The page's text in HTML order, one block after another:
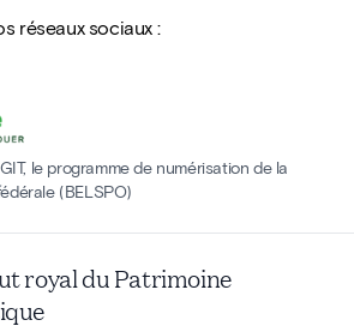
réseaux sociaux :
le programme de numérisation de la
(BELSPO)
royal du Patrimoine